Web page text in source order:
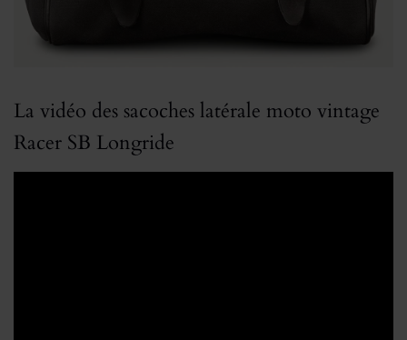
La vidéo des sacoches latérale moto vintage
Racer SB Longride